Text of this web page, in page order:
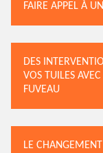
FAIRE APPEL À
DES
VOS TUILES
FUVEAU
LE